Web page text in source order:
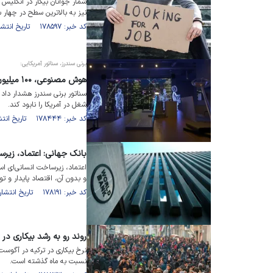
نیز به بالاترین سطح در
کد خبر: ۱۷۸۵۹۷ تاریخ انتشار : ۱۴۰۴/۰۷/۲۴
برنی سندرز، سناتور آمریکایی:
هوش مصنوعی، ۱۰۰ میلیون شغل در آمریکا را از بین خواهد برد
شغل در آمریکا را نابود کند.
کد خبر: ۱۷۸۴۴۴ تاریخ انتشار : ۱۴۰۴/۰۷/۱۹
بانک جهانی: اعتماد،
اعتماد، زیرساخت انسانی‌ای
و بدون آن، اقتصاد پایدار
کد خبر: ۱۷۸۱۹۱ تاریخ انتشار : ۱۴۰۴/۰۷/۱۱
روند رو به رشد بیکاری در
نسبت به ماه گذشته است.